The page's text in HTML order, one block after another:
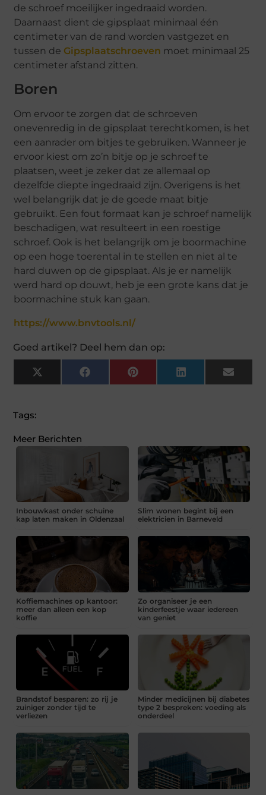
de schroef moeilijker ingedraaid worden.
Daarnaast dient de gipsplaat minimaal één
centimeter van de rand worden vastgezet en
tussen de Gipsplaatschroeven moet minimaal 25
centimeter afstand zitten.
Boren
Om ervoor te zorgen dat de schroeven
onevenredig in de gipsplaat terechtkomen, is het
een aanrader om bitjes te gebruiken. Wanneer je
ervoor kiest om zo’n bitje op je schroef te
plaatsen, weet je zeker dat ze allemaal op
dezelfde diepte ingedraaid zijn. Overigens is het
wel belangrijk dat je de goede maat bitje
gebruikt. Een fout formaat kan je schroef namelijk
beschadigen, wat resulteert in een roestige
schroef. Ook is het belangrijk om je boormachine
op een hoge toerental in te stellen en niet al te
hard duwen op de gipsplaat. Als je er namelijk
werd hard op douwt, heb je een grote kans dat je
boormachine stuk kan gaan.
https://www.bnvtools.nl/
Goed artikel? Deel hem dan op:
X
(Twitter)
Facebook Pinterest LinkedIn Email
Tags:
Meer Berichten
Inbouwkast onder schuine
kap laten maken in Oldenzaal
Slim wonen begint bij een
elektricien in Barneveld
Koffiemachines op kantoor:
meer dan alleen een kop
koffie
Zo organiseer je een
kinderfeestje waar iedereen
van geniet
Brandstof besparen: zo rij je
zuiniger zonder tijd te
verliezen
Minder medicijnen bij diabetes
type 2 bespreken: voeding als
onderdeel